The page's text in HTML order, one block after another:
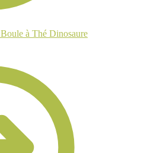
Boule à Thé Dinosaure